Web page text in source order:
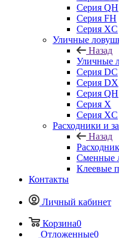
Серия QH
Серия FH
Серия XC
Уличные
Назад
Уличные
Серия DC
Серия DX
Серия QH
Серия X
Серия XC
Расходники и
Назад
Сменные
Клеевые
Контакты
Личный кабинет
Корзина0
Отложенные0